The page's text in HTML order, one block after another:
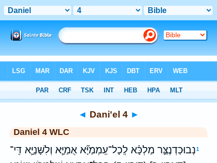
> Dani'el 4
◄ Dani'el 4 ►
Daniel 4 WLC
1נְבוּכַדְנֶצַּ֣ר מַלְכָּ֗א לְֽכָל־עַֽמְמַיָּ֞א אֻמַיָּ֧א וְלִשָּׁנַיָּ֛א דִּֽי־